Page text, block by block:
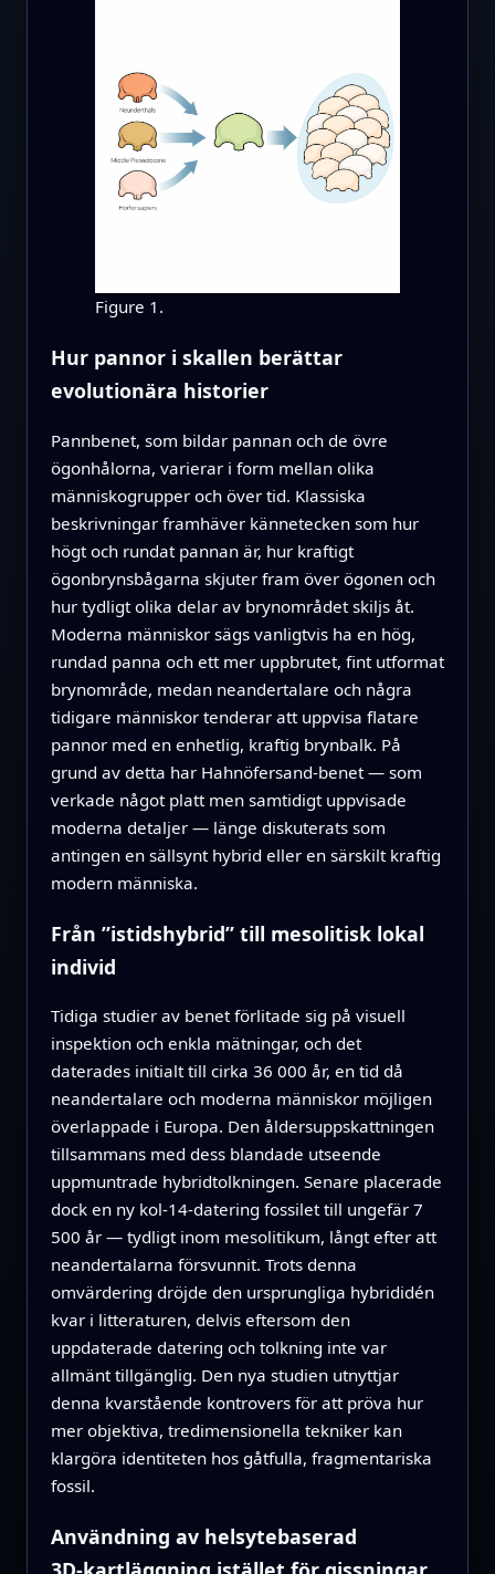
Figure 1.
Hur pannor i skallen berättar
evolutionära historier
Pannbenet, som bildar pannan och de övre
ögonhålorna, varierar i form mellan olika
människogrupper och över tid. Klassiska
beskrivningar framhäver kännetecken som hur
högt och rundat pannan är, hur kraftigt
ögonbrynsbågarna skjuter fram över ögonen och
hur tydligt olika delar av brynområdet skiljs åt.
Moderna människor sägs vanligtvis ha en hög,
rundad panna och ett mer uppbrutet, fint utformat
brynområde, medan neandertalare och några
tidigare människor tenderar att uppvisa flatare
pannor med en enhetlig, kraftig brynbalk. På
grund av detta har Hahnöfersand‑benet — som
verkade något platt men samtidigt uppvisade
moderna detaljer — länge diskuterats som
antingen en sällsynt hybrid eller en särskilt kraftig
modern människa.
Från ”istidshybrid” till mesolitisk lokal
individ
Tidiga studier av benet förlitade sig på visuell
inspektion och enkla mätningar, och det
daterades initialt till cirka 36 000 år, en tid då
neandertalare och moderna människor möjligen
överlappade i Europa. Den åldersuppskattningen
tillsammans med dess blandade utseende
uppmuntrade hybridtolkningen. Senare placerade
dock en ny kol‑14‑datering fossilet till ungefär 7
500 år — tydligt inom mesolitikum, långt efter att
neandertalarna försvunnit. Trots denna
omvärdering dröjde den ursprungliga hybrididén
kvar i litteraturen, delvis eftersom den
uppdaterade datering och tolkning inte var
allmänt tillgänglig. Den nya studien utnyttjar
denna kvarstående kontrovers för att pröva hur
mer objektiva, tredimensionella tekniker kan
klargöra identiteten hos gåtfulla, fragmentariska
fossil.
Användning av helsytebaserad